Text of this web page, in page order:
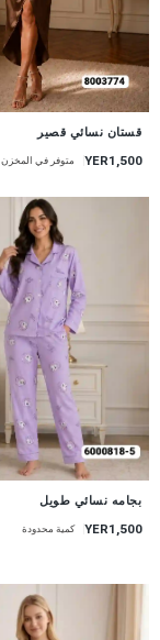
قستان نسائي قصير
YER1,500 متوفر في المخزن
بجامه نسائي طويل
YER1,500 كمية محدودة